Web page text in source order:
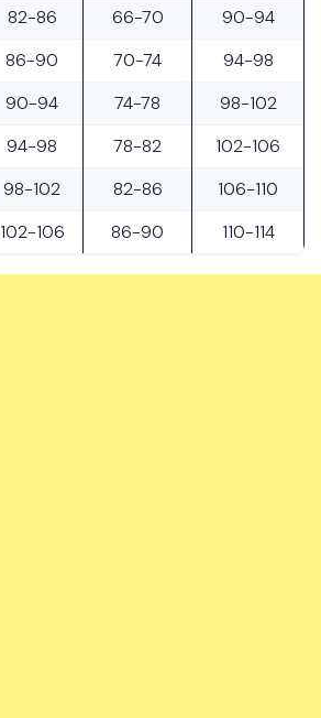
82-86 66-70
90-94
86-90 70-74
94-98
90-94 74-78
98-102
94-98 78-82
102-106
98-102 82-86
106-110
102-106 86-90 110-114